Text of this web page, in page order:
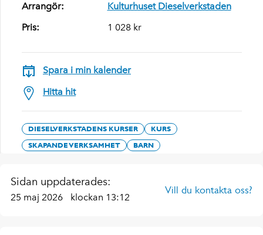
Arrangör:
Kulturhuset Dieselverkstaden
Pris:
1 028 kr
Spara i min kalender
Hitta hit
DIESELVERKSTADENS KURSER
KURS
SKAPANDE VERKSAMHET
BARN
Sidan uppdaterades:
25 maj 2026 klockan 13:12
Vill du kontakta oss?